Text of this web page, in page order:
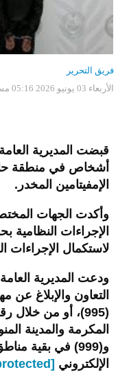
فريق التحرير
الأربعاء 03 يونيو 2026 05:16 مساءً
قبضت المديرية
أشخاص في منطقة
الإمفيتامين المخدر .
وأكدت الجهات
الإجراءات النظامية
لاستكمال الإجراءات
ودعت المديرية
التعاون والإبلاغ
المكرمة والمدينة
و(999) في بقية
الإلكتروني [email protected]